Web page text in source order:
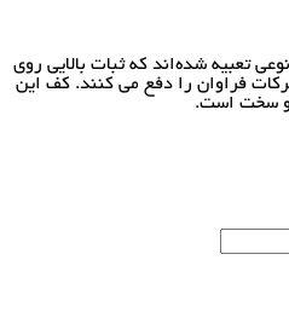
تعبیه شده‌اند که ثبات بالایی روی
فراوان را دفع می ‌کنند. کف این
و سخت است.